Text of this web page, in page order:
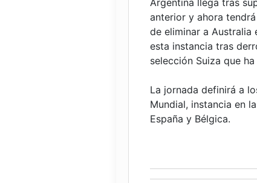
anterior y ahora
de eliminar a Australia
esta instancia tras
selección Suiza que
La jornada definirá a
Mundial, instancia en
España y Bélgica.